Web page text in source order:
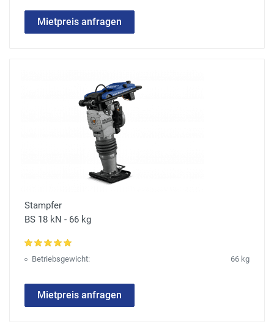
Mietpreis anfragen
Stampfer
BS 18 kN - 66 kg
Betriebsgewicht: 66 kg
Mietpreis anfragen